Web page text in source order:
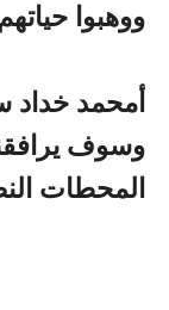
ووهبوا
أمحمد خداد
وسوف
المحطات